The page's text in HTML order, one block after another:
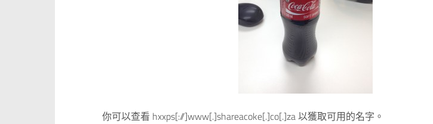
你可以查看 hxxps[://]www[.]shareacoke[.]co[.]za 以獲取可用的名字。